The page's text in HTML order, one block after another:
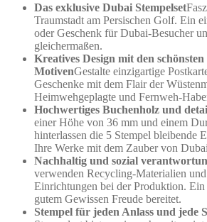
Das exklusive Dubai Stempelset
Traumstadt am Persischen Golf. Ein
oder Geschenk für Dubai-Besucher
gleichermaßen.
Kreatives Design mit den
MotivenGestalte einzigartige
Geschenke mit dem Flair der
Heimwehgeplagte und Fernweh-
Hochwertiges Buchenholz und
einer Höhe von 36 mm und einem
hinterlassen die 5 Stempel bleibende
Ihre Werke mit dem Zauber von
Nachhaltig und sozial
verwenden Recycling-Materialien
Einrichtungen bei der Produktion. Ein
gutem Gewissen Freude bereitet.
Stempel für jeden Anlass und jede